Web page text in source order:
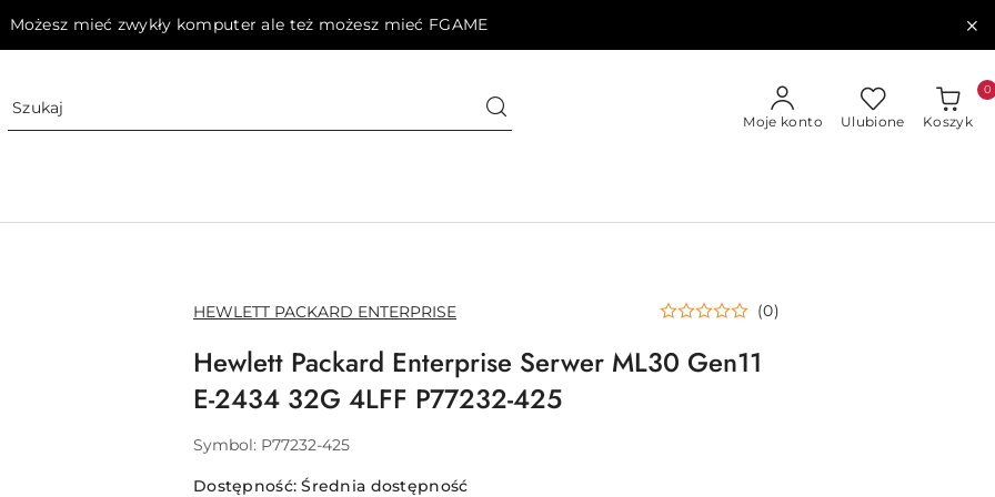
Możesz mieć zwykły komputer ale też możesz mieć FGAME
Moje konto Ulubione Koszyk
0
NAZWA
PRODUCENTA:
HEWLETT PACKARD ENTERPRISE (0)
Hewlett Packard Enterprise Serwer ML30 Gen11
E-2434 32G 4LFF P77232-425
Symbol: P77232-425
Dostępność:Średnia dostępność